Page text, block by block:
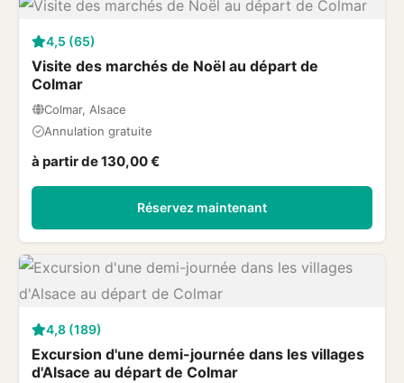
4,5 (65)
Visite des marchés de Noël au départ de
Colmar
Colmar, Alsace
Annulation gratuite
à partir de 130,00 €
Réservez maintenant
4,8 (189)
Excursion d'une demi-journée dans les villages
d'Alsace au départ de Colmar